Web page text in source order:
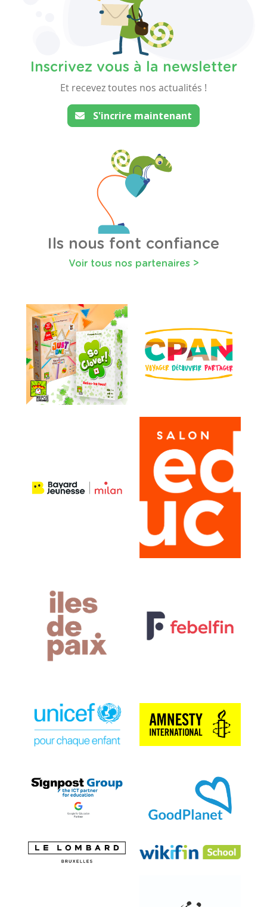
Inscrivez vous à la newsletter
Et recevez toutes nos actualités !
S'incrire maintenant
Ils nous font confiance
Voir tous nos partenaires >